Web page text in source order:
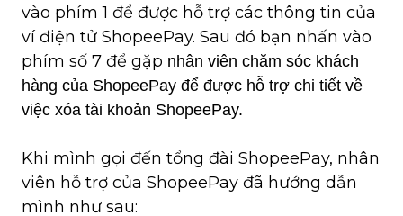
vào phím 1 để được hỗ trợ các thông tin của
ví điện tử ShopeePay. Sau đó bạn nhấn vào
phím số 7 để gặp nhân viên chăm sóc khách
hàng của ShopeePay để được hỗ trợ chi tiết về
việc xóa tài khoản ShopeePay.
Khi mình gọi đến tổng đài ShopeePay, nhân
viên hỗ trợ của ShopeePay đã hướng dẫn
mình như sau: